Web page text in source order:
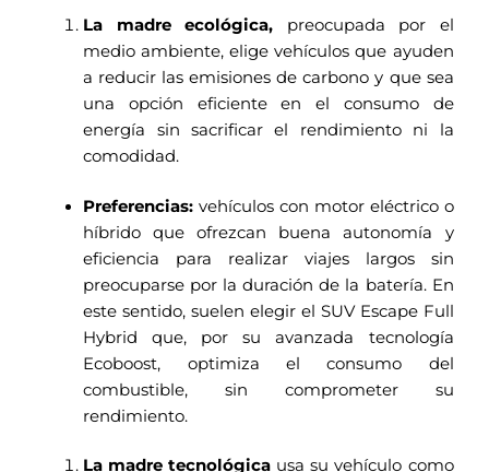
La madre ecológica, preocupada por el
medio ambiente, elige vehículos que ayuden
a reducir las emisiones de carbono y que sea
una opción eficiente en el consumo de
energía sin sacrificar el rendimiento ni la
comodidad.
Preferencias:vehículos con motor eléctrico o
híbrido que ofrezcan buena autonomía y
eficiencia para realizar viajes largos sin
preocuparse por la duración de la batería. En
este sentido, suelen elegir el SUV Escape Full
Hybrid que, por su avanzada tecnología
Ecoboost, optimiza el consumo del
combustible, sin comprometer su
rendimiento.
La madre tecnológica usa su vehículo como